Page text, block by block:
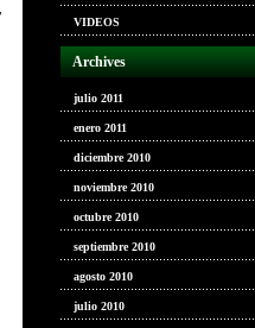
VIDEOS
Archives
julio 2011
enero 2011
diciembre 2010
noviembre 2010
octubre 2010
septiembre 2010
agosto 2010
julio 2010